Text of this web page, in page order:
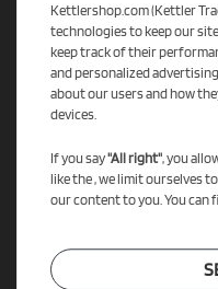
KETTLER SHOP
TAFELTENNISTAFELS
KINDERSPEELGOED
KETTCAR
BOLDERWAGEN
KETTLER SERVICE
Kettlershop.com (Kettler
technologies to keep our
keep track of their
and personalized
about our users and how
devices.
If you say"All right", you
like the , we limit ourselves
our content to you. You can